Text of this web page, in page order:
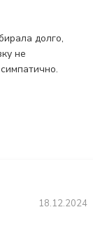
долго,
не
18.12.2024